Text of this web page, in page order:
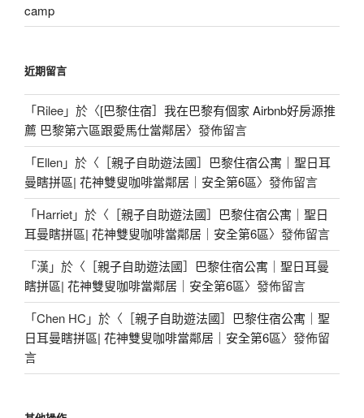
camp
近期留言
「Rilee」於〈[巴黎住宿］我在巴黎有個家 Airbnb好房源推
薦 巴黎第六區跟愛馬仕當鄰居〉發佈留言
「Ellen」於〈 ［親子自助遊法國］巴黎住宿公寓｜聖日耳
曼瞎拼區| 花神雙叟咖啡當鄰居｜安全第6區〉發佈留言
「Harriet」於〈 ［親子自助遊法國］巴黎住宿公寓｜聖日
耳曼瞎拼區| 花神雙叟咖啡當鄰居｜安全第6區〉發佈留言
「漢」於〈 ［親子自助遊法國］巴黎住宿公寓｜聖日耳曼
瞎拼區| 花神雙叟咖啡當鄰居｜安全第6區〉發佈留言
「Chen HC 」於〈 ［親子自助遊法國］巴黎住宿公寓｜聖
日耳曼瞎拼區| 花神雙叟咖啡當鄰居｜安全第6區〉發佈留
言